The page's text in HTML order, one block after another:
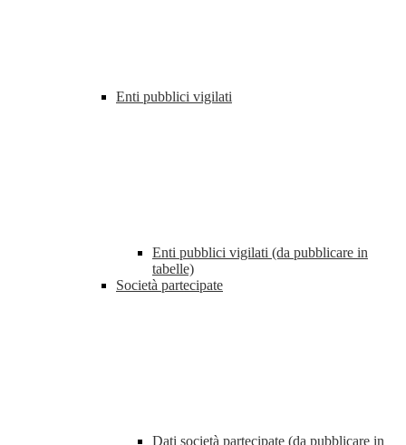
Enti pubblici vigilati
Enti pubblici vigilati (da pubblicare in
tabelle)
Società partecipate
Dati società partecipate (da pubblicare in